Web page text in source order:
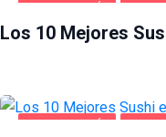
Los 10 Mejores